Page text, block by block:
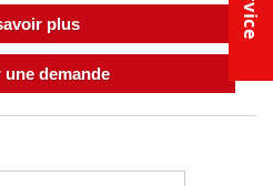
plus
une demande